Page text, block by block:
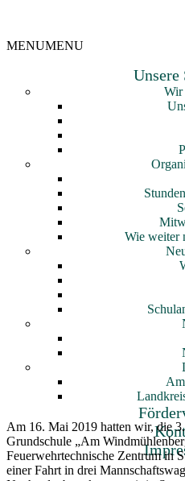
MENUMENU
Unsere
Wir
Wie weiter
Am 16. Mai 2019 hatten wir, die
Grundschule „Am
Feuerwehrtechnische Zentrum in
einer Fahrt in drei